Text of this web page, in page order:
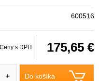
600516
Ceny s DPH 175,65 €
Do košíka
+